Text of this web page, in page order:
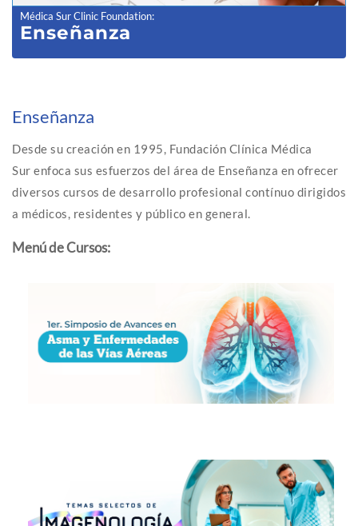
Médica Sur Clinic Foundation:
Enseñanza
Enseñanza
Desde su creación en 1995, Fundación Clínica Médica
Sur enfoca sus esfuerzos del área de Enseñanza en ofrecer
diversos cursos de desarrollo profesional contínuo dirigidos
a médicos, residentes y público en general.
Menú de Cursos: